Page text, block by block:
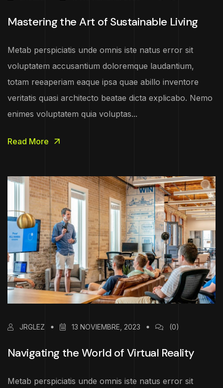
Mastering the Art of Sustainable Living
Metab perspiciatis unde omnis iste natus error sit
voluptatem accusantium doloremque laudantium,
totam reeaperiam eaque ipsa quae abillo inventore
veritatis quasi architecto beatae dicta explicabo. Nemo
enimes voluptatem quia voluptas...
Read More
JRGLEZ 13 NOVIEMBRE, 2023 (0)
Navigating the World of Virtual Reality
Metab perspiciatis unde omnis iste natus error sit